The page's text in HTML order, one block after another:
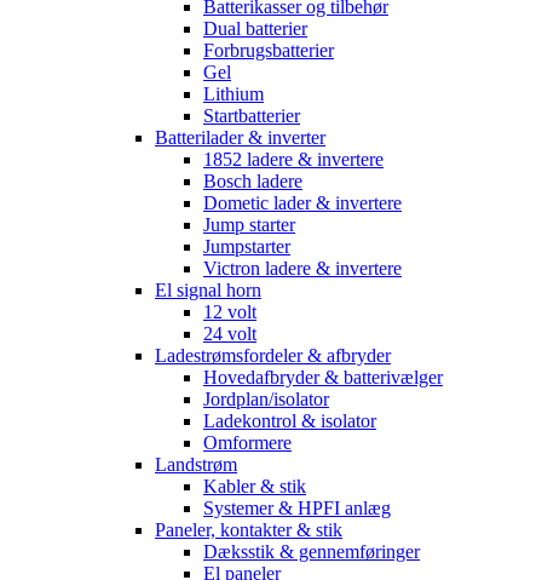
Batterikasser og tilbehør
Dual batterier
Forbrugsbatterier
Gel
Lithium
Startbatterier
Batterilader & inverter
1852 ladere & invertere
Bosch ladere
Dometic lader & invertere
Jump starter
Jumpstarter
Victron ladere & invertere
El signal horn
12 volt
24 volt
Ladestrømsfordeler & afbryder
Hovedafbryder & batterivælger
Jordplan/isolator
Ladekontrol & isolator
Omformere
Landstrøm
Kabler & stik
Systemer & HPFI anlæg
Paneler, kontakter & stik
Dæksstik & gennemføringer
El paneler